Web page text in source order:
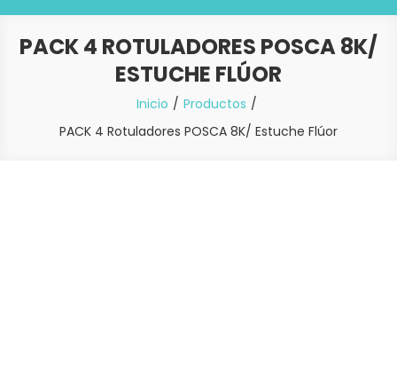
PACK 4 ROTULADORES POSCA 8K/
ESTUCHE FLÚOR
Inicio
Productos
PACK 4 Rotuladores POSCA 8K/ Estuche Flúor